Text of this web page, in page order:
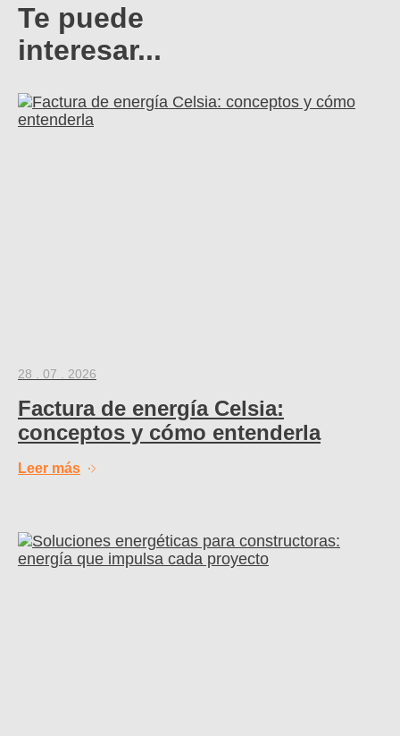
Te puede
interesar...
28 . 07 . 2026
Factura de energía Celsia:
conceptos y cómo entenderla
Leer más